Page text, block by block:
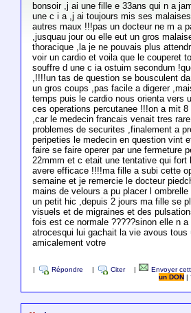
bonsoir ,j ai une fille e 33ans qui n a
une c i a ,j ai toujours mis ses
autres maux !!!pas un docteur ne m a
,jusquau jour ou elle eut un gros
thoracique ,la je ne pouvais plus
voir un cardio et voila que le couperet
souffre d une c ia ostuim secondum
,!!!!un tas de question se bousculent
un gros coups ,pas facile a digerer
temps puis le cardio nous orienta vers
ces operations percutanee !!!on a mit
,car le medecin francais venait tres
problemes de securites ,finalement a
peripeties le medecin en question vint
faire se faire operer par une fermeture
22mmm et c etait une tentative qui fort
avere efficace !!!!ma fille a subi cette
semaine et je remercie le docteur
mains de velours a pu placer l
un petit hic ,depuis 2 jours ma fille se
visuels et de migraines et des
fois est ce normale ?????sinon elle n
atrocesqui lui gachait la vie avous tous
amicalement votre
Répondre Citer Envoyer
un DON
|